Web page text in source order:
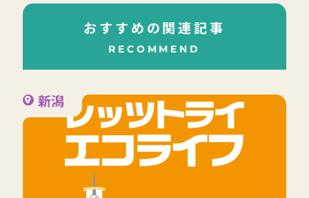
おすすめの関連記事
RECOMMEND
新潟